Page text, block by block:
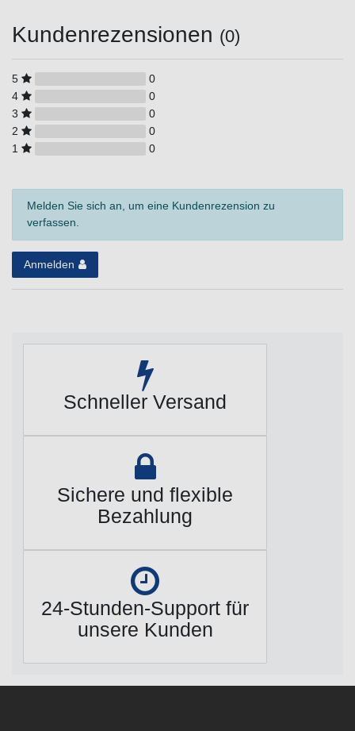
Kundenrezensionen (0)
5
0
4
0
3
0
2
0
1
0
Melden Sie sich an, um eine Kundenrezension zu
verfassen.
Anmelden
Schneller Versand
Sichere und flexible
Bezahlung
24-Stunden-Support für
unsere Kunden